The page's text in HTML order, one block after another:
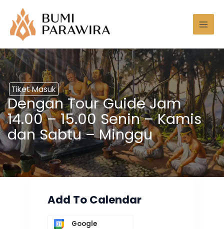
konten
Tiket Masuk
Dengan Tour Guide Jam
14.00 – 15.00 Senin – Kamis
dan Sabtu – Minggu
Add To Calendar
Google